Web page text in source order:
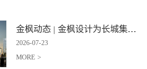
金枫动态 | 金枫设计为长城集团爱情广场打造汽车文化主题美食食集
2026-07-23
MORE >